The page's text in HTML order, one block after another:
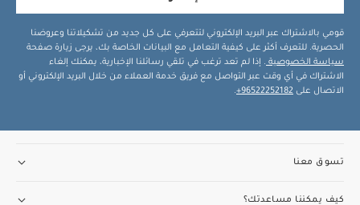
قومي بالاشتراك عبر البريد الإلكتروني لتتعرفي على كل جديد من تشكيلاتنا وعروضنا
الحصرية. للتعرف أكثر على كيفية التعامل مع البيانات الخاصة بك، يرجى زيارة صفحة
سياسة الخصوصية . إذا لم تعد ترغب في تلقي رسائلنا الإخبارية، يمكنك إلغاء
الاشتراك في أي وقت عبر التواصل مع فريق خدمة العملاء من خلال البريد الإلكتروني أو
الاتصال على 96522252182+
.
تسوق معنا
كيف يمكننا مساعدتك؟